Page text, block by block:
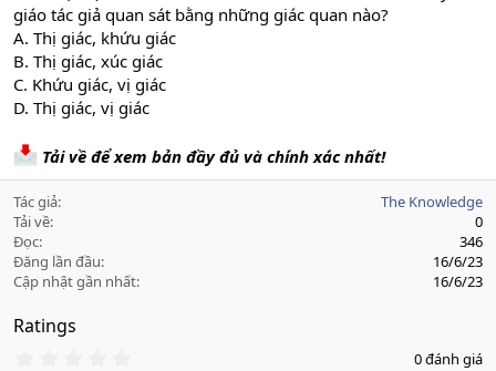
giáo tác giả quan sát bằng những giác quan nào?
A. Thị giác, khứu giác
B. Thị giác, xúc giác
C. Khứu giác, vị giác
D. Thị giác, vị giác
Tải về để xem bản đầy đủ và chính xác nhất!
Tác giả
The Knowledge
Tải về
0
Đọc
346
Đăng lần đầu
16/6/23
Cập nhật gần nhất
16/6/23
Ratings
0 đánh giá